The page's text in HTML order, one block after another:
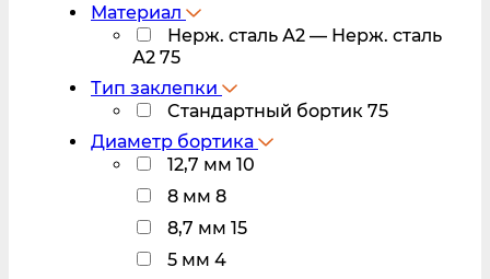
Материал
Нерж. сталь А2 — Нерж. сталь
А2 75
Тип заклепки
Cтандартный бортик 75
Диаметр бортика
12,7 мм 10
8 мм 8
8,7 мм 15
5 мм 4